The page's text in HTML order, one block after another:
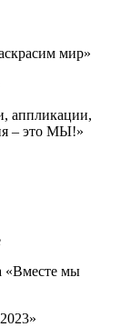
мир»
аппликации,
– это МЫ!»
«Вместе мы